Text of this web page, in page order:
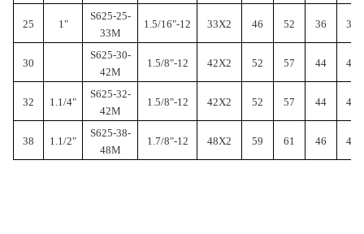
25 1"
S625-25-
33M
1.5/16"-12 33X2 46 52 36 33
30
S625-30-
42M
1.5/8"-12 42X2 52 57 44 41
32 1.1/4"
S625-32-
42M
1.5/8"-12 42X2 52 57 44 41
38 1.1/2"
S625-38-
48M
1.7/8"-12 48X2 59 61 46 48